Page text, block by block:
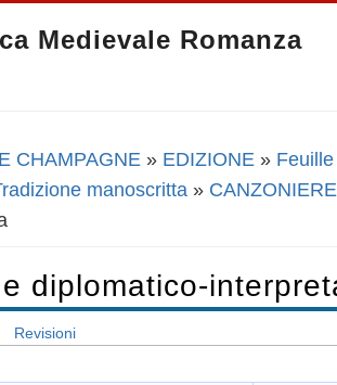
Medievale Romanza
CHAMPAGNE » EDIZIONE »
manoscritta »
diplomatico-
attiva)
Revisioni